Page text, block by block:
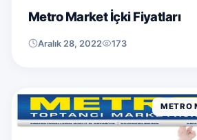
Metro Market İçki Fiyatları
Aralık 28, 2022 173
METRO